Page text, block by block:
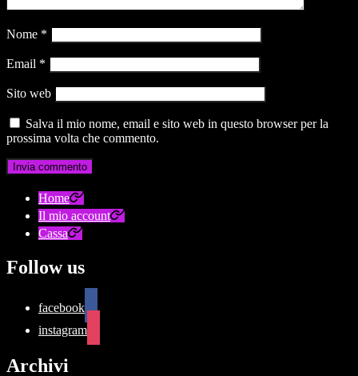
Nome *
Email *
Sito web
Salva il mio nome, email e sito web in questo browser per la
prossima volta che commento.
Home
Il mio account
Cassa
Follow us
facebook
instagram
Archivi